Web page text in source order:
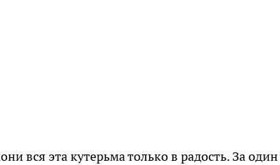
вся эта кутерьма только в радость. За один